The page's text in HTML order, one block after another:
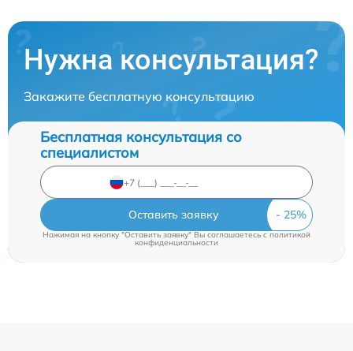
Нужна консультация?
Закажите бесплатную консультацию
Бесплатная консультация со
специалистом
Оставить заявку
Нажимая на кнопку "Оставить заявку" Вы соглашаетесь cполитикой
конфиденциальности